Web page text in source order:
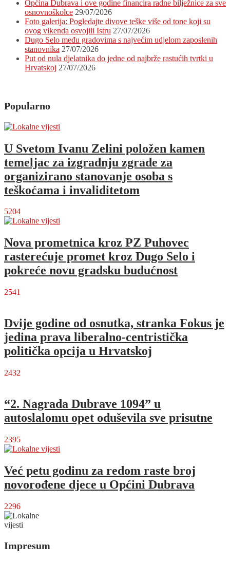
Općina Dubrava i ove godine financira radne bilježnice za sve
osnovnoškolce 29/07/2026
Foto galerija: Pogledajte divove teške više od tone koji su
ovog vikenda osvojili Istru 27/07/2026
Dugo Selo među gradovima s najvećim udjelom zaposlenih
stanovnika 27/07/2026
Put od nula djelatnika do jedne od najbrže rastućih tvrtki u
Hrvatskoj 27/07/2026
Popularno
U Svetom Ivanu Zelini položen kamen
temeljac za izgradnju zgrade za
organizirano stanovanje osoba s
teškoćama i invaliditetom
5204
Nova prometnica kroz PZ Puhovec
rasterećuje promet kroz Dugo Selo i
pokreće novu gradsku budućnost
2541
Dvije godine od osnutka, stranka Fokus je
jedina prava liberalno-centristička
politička opcija u Hrvatskoj
2432
“2. Nagrada Dubrave 1094” u
autoslalomu opet oduševila sve prisutne
2395
Već petu godinu za redom raste broj
novorođene djece u Općini Dubrava
2296
Impresum